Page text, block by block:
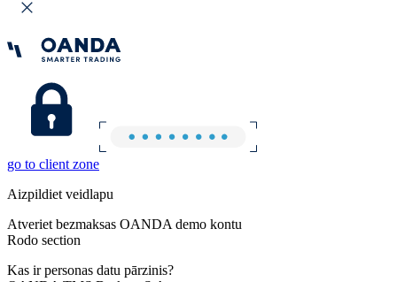
go to client zone
Aizpildiet veidlapu
Atveriet bezmaksas OANDA demo kontu
Rodo section
Kas ir personas datu pārzinis?